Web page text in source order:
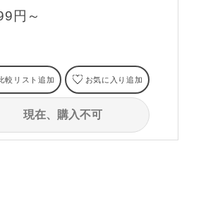
円～
較リスト追加 お気に入り追加
現在、購入不可